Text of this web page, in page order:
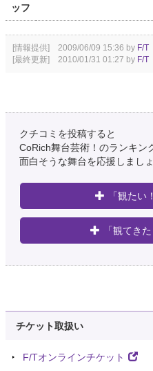
ッフ
[情報提供] 2009/06/09 15:36 by F/T
[最終更新] 2010/01/31 01:27 by F/T
クチコミを投稿すると
CoRich舞台芸術！のランキン
面白そうな舞台を応援しましょ
「観たい
「観てき
チケット取扱い
F/Tオンラインチケット